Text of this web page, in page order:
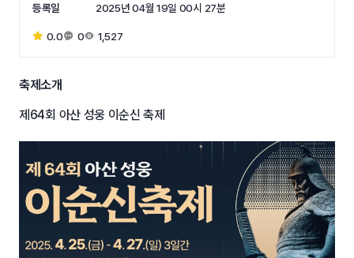
등록일
2025년 04월 19일 00시 27분
0.0 0 1,527
축제소개
제64회 아산 성웅 이순신 축제